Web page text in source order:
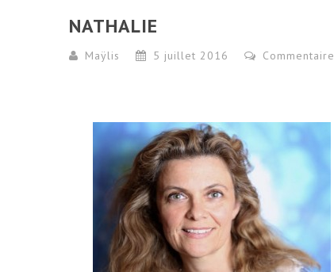
NATHALIE
Maÿlis 5 juillet 2016 Commentaire